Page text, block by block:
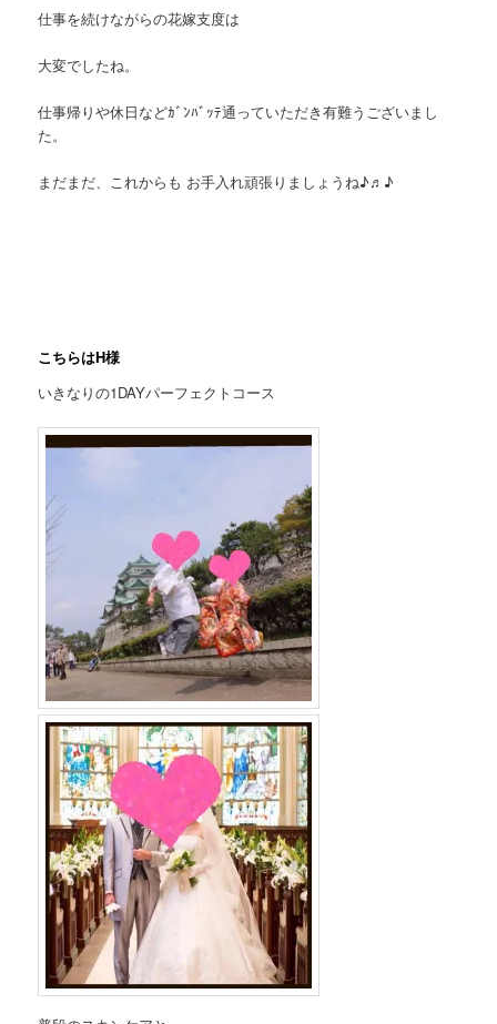
仕事を続けながらの花嫁支度は
大変でしたね。
仕事帰りや休日などｶﾞﾝﾊﾞｯﾃ通っていただき有難うございまし
た。
まだまだ、これからも お手入れ頑張りましょうね♪♬♪
こちらはH様
いきなりの1DAYパーフェクトコース